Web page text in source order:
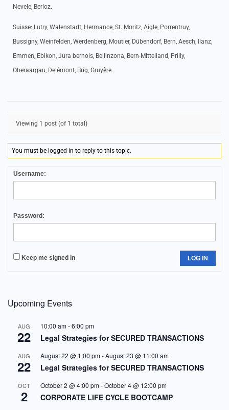
Nevele, Berloz.
Suisse: Lutry, Walenstadt, Hermance, St. Moritz, Aigle, Porrentruy,
Bussigny, Weinfelden, Werdenberg, Moutier, Dübendorf, Bern, Aesch, Ilanz,
Emmen, Ebikon, Jura bernois, Bellinzona, Bern-Mittelland, Prilly,
Oberaargau, Delémont, Brig, Gruyère.
Viewing 1 post (of 1 total)
You must be logged in to reply to this topic.
Username:
Password:
Keep me signed in LOG IN
Upcoming Events
AUG
22
10:00 am-6:00 pm
Legal Strategies for SECURED TRANSACTIONS
AUG
22
August 22 @ 1:00 pm-August 23 @ 11:00 am
Legal Strategies for SECURED TRANSACTIONS
OCT
2
October 2 @ 4:00 pm-October 4 @ 12:00 pm
CORPORATE LIFE CYCLE BOOTCAMP